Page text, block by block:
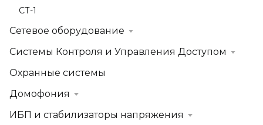
СТ-1
Сетевое оборудование
Системы Контроля и Управления Доступом
Охранные системы
Домофония
ИБП и стабилизаторы напряжения